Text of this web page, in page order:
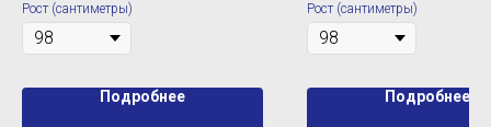
Рост (сантиметры)
Подробнее
Рост (сантиметры)
Подробнее